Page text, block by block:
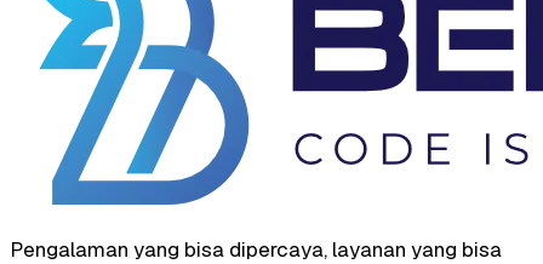
Pengalaman yang bisa dipercaya, layanan yang bisa